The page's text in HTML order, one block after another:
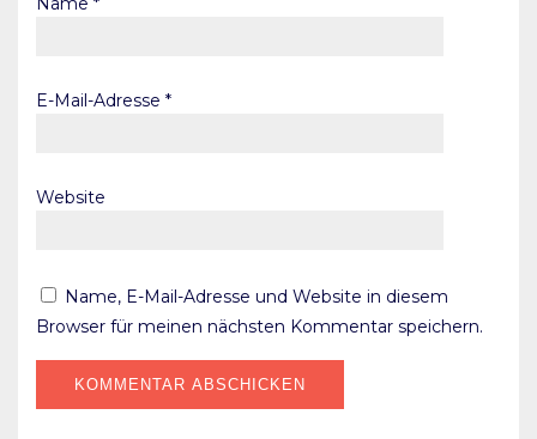
E-Mail-Adresse *
Website
Name, E-Mail-Adresse und Website in diesem
Browser für meinen nächsten Kommentar speichern.